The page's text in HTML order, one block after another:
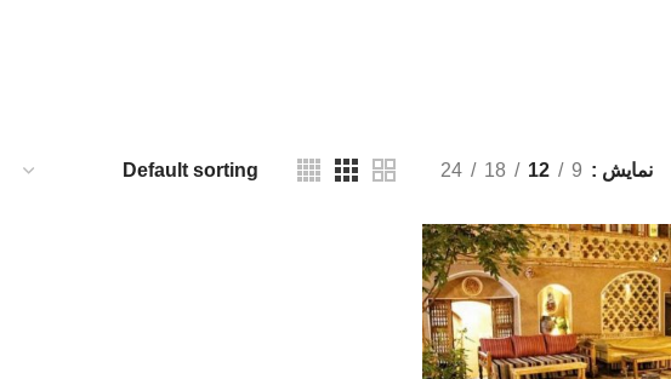
نمایش 9
12
18
24